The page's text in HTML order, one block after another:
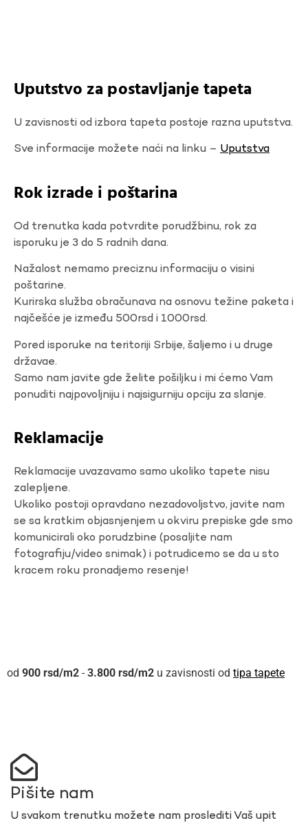
Uputstvo za postavljanje tapeta
U zavisnosti od izbora tapeta postoje razna uputstva.
Sve informacije možete naći na linku – Uputstva
Rok izrade i poštarina
Od trenutka kada potvrdite porudžbinu, rok za
isporuku je 3 do 5 radnih dana.
Nažalost nemamo preciznu informaciju o visini
poštarine.
Kurirska služba obračunava na osnovu težine paketa i
najčešće je između 500rsd i 1000rsd.
Pored isporuke na teritoriji Srbije, šaljemo i u druge
državae.
Samo nam javite gde želite pošiljku i mi ćemo Vam
ponuditi najpovoljniju i najsigurniju opciju za slanje.
Reklamacije
Reklamacije uvazavamo samo ukoliko tapete nisu
zalepljene.
Ukoliko postoji opravdano nezadovoljstvo, javite nam
se sa kratkim objasnjenjem u okviru prepiske gde smo
komunicirali oko porudzbine (posaljite nam
fotografiju/video snimak) i potrudicemo se da u sto
kracem roku pronadjemo resenje!
900 rsd - 3.800 rsd u zavisnosti od tipa tapete
Pišite nam
U svakom trenutku možete nam proslediti Vaš upit